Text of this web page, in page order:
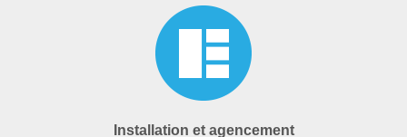
Installation et agencement